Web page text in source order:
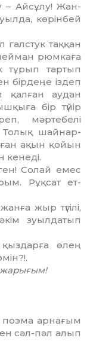
– Айсұлу! Жан-
кө­рінбей
таққан
рюм­каға
тұрып тартып
бірдеңе іздеп
қалған ау­дан
бір түйір
мәртебелі
шайнар-
ақын қойын
кенеді.
Солай емес
Рұқсат ет­
жыр түгілі,
зуыл­да­тып
өлең
жарығым!
поэма арнағым
сәл-пәл алып